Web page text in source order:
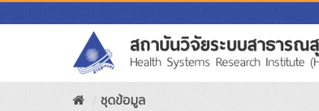
Skip
to
ชุดข้อมูล